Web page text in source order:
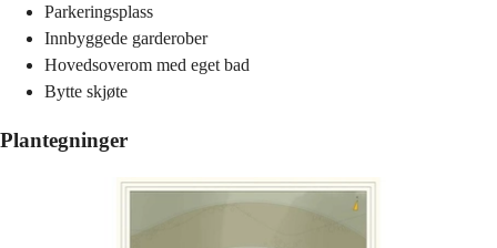
Parkeringsplass
Innbyggede garderober
Hovedsoverom med eget bad
Bytte skjøte
Plantegninger